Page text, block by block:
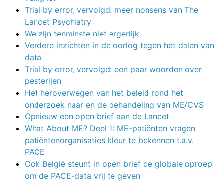
Trial by error, vervolgd: meer nonsens van The
Lancet Psychiatry
We zijn tenminste niet ergerlijk
Verdere inzichten in de oorlog tegen het delen van
data
Trial by error, vervolgd: een paar woorden over
pesterijen
Het heroverwegen van het beleid rond het
onderzoek naar en de behandeling van ME/CVS
Opnieuw een open brief aan de Lancet
What About ME? Deel 1: ME-patiënten vragen
patiëntenorganisaties kleur te bekennen t.a.v.
PACE
Ook België steunt in open brief de globale oproep
om de PACE-data vrij te geven